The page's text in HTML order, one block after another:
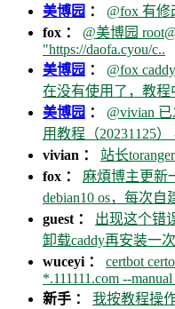
美博园 ： @fox 有
fox ： @美博园
"https://daofa.cyou/c..
美博园 ： @fox
在没有使用了，教程
美博园 ： @vivian
用教程（20231125）
vivian ： 站长
fox ： 麻煩博主更新
debian10 os，每次自
guest ： 出现这个错
卸载caddy再安装一
wuceyi ： certbot
*.111111.com --
新手 ： 我按教程操